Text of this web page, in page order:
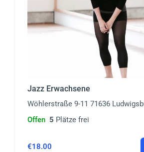
Jazz Erwachsene
Wöhlerstraße 9-11 71636
Offen 5 Plätze frei
€18.00